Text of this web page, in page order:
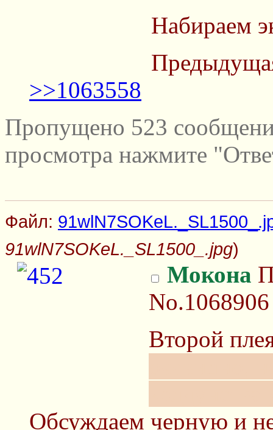
Набираем
>>1063558
Пропущено 523
просмотра нажмите
Файл:
91wlN7SOKeL._SL1500_.jpg)
Мокона
No.1068906
Второй
Обсуждаем черную и